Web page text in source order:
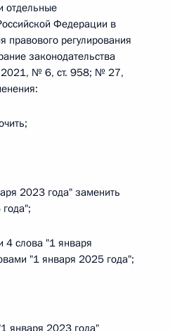
отдельные
Федерации в
правового регулирования
законодательства
2021, № 6, ст. 958; № 27,
2023 года" заменить
4 слова "1 января
"1 января 2025 года";
января 2023 года"